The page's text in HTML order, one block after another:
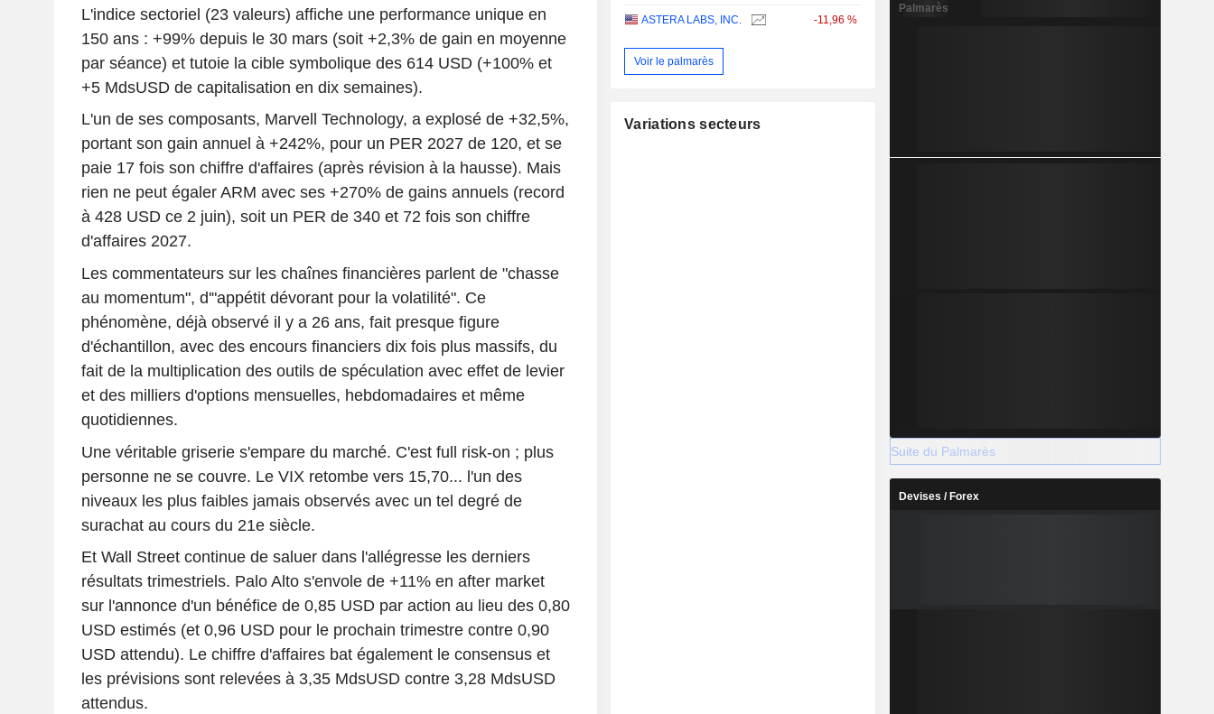
L'indice sectoriel (23 valeurs) affiche une performance unique en
150 ans : +99% depuis le 30 mars (soit +2,3% de gain en moyenne
par séance) et tutoie la cible symbolique des 614 USD (+100% et
+5 MdsUSD de capitalisation en dix semaines).
L'un de ses composants, Marvell Technology, a explosé de +32,5%,
portant son gain annuel à +242%, pour un PER 2027 de 120, et se
paie 17 fois son chiffre d'affaires (après révision à la hausse). Mais
rien ne peut égaler ARM avec ses +270% de gains annuels (record
à 428 USD ce 2 juin), soit un PER de 340 et 72 fois son chiffre
d'affaires 2027.
Les commentateurs sur les chaînes financières parlent de "chasse
au momentum", d'"appétit dévorant pour la volatilité". Ce
phénomène, déjà observé il y a 26 ans, fait presque figure
d'échantillon, avec des encours financiers dix fois plus massifs, du
fait de la multiplication des outils de spéculation avec effet de levier
et des milliers d'options mensuelles, hebdomadaires et même
quotidiennes.
Une véritable griserie s'empare du marché. C'est full risk-on ; plus
personne ne se couvre. Le VIX retombe vers 15,70... l'un des
niveaux les plus faibles jamais observés avec un tel degré de
surachat au cours du 21e siècle.
Et Wall Street continue de saluer dans l'allégresse les derniers
résultats trimestriels. Palo Alto s'envole de +11% en after market
sur l'annonce d'un bénéfice de 0,85 USD par action au lieu des 0,80
USD estimés (et 0,96 USD pour le prochain trimestre contre 0,90
USD attendu). Le chiffre d'affaires bat également le consensus et
les prévisions sont relevées à 3,35 MdsUSD contre 3,28 MdsUSD
attendus.
ASTERA LABS, INC. -11,96 %
Voir le palmarès
Variations secteurs
Palmarès
Suite du Palmarès
Devises / Forex